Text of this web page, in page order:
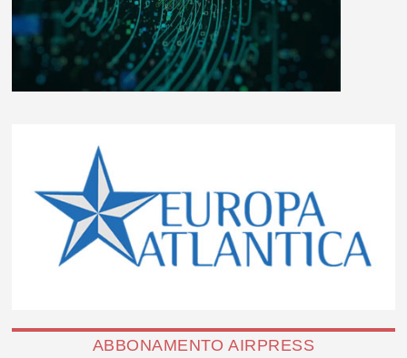
ABBONAMENTO AIRPRESS